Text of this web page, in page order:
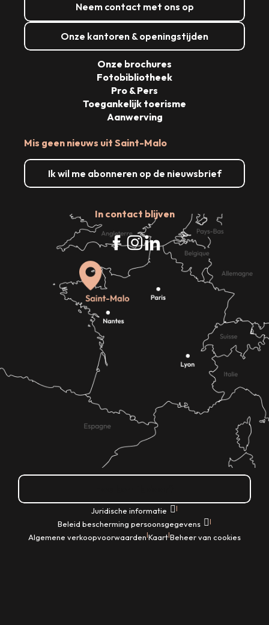
Neem contact met ons op
Onze kantoren & openingstijden
Mis geen nieuws uit Saint-Malo
Ik wil me abonneren op de nieuwsbrief
In contact blijven
Onze brochures
Fotobibliotheek
Pro & Pers
Toegankelijk toerisme
Aanwerving
Juridische informatie |
Beleid bescherming persoonsgegevens |
Algemene verkoopvoorwaarden|Kaart|Beheer van cookies